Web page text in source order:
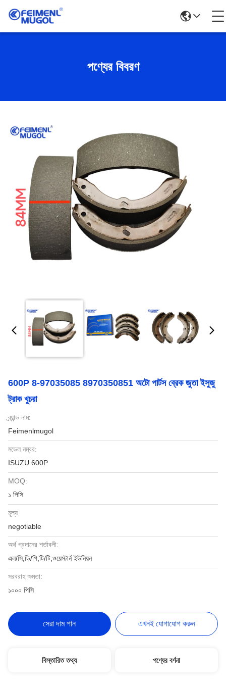
পণ্যের বিবরণ
600P 8-97035085 8970350851 অটো পার্টস ব্রেক জুতা ইসুজু
ট্রাক খুচরা
ব্র্যান্ড নাম:
Feimenlmugol
মডেল নম্বর:
ISUZU 600P
MOQ:
১ পিসি
মূল্য:
negotiable
অর্থ প্রদানের শর্তাবলী:
এল/সি,ডি/পি,টি/টি,ওয়েস্টার্ন ইউনিয়ন
সরবরাহ ক্ষমতা:
১০০০ পিসি
সেরা দাম পান এখনই যোগাযোগ করুন
বিস্তারিত তথ্য পণ্যের বর্ণনা